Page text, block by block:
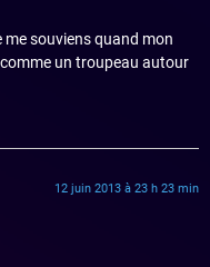
me souviens quand mon
un troupeau autour
12 juin 2013 à 23 h 23 min